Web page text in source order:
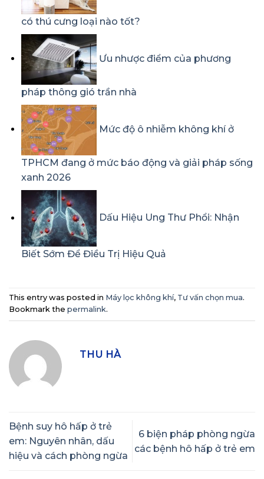
có thú cưng loại nào tốt?
Ưu nhược điểm của phương
pháp thông gió trần nhà
Mức độ ô nhiễm không khí ở
TPHCM đang ở mức báo động và giải pháp sống
xanh 2026
Dấu Hiệu Ung Thư Phổi: Nhận
Biết Sớm Để Điều Trị Hiệu Quả
This entry was posted in Máy lọc không khí, Tư vấn chọn mua.
Bookmark the permalink.
THU HÀ
Bệnh suy hô hấp ở trẻ
em: Nguyên nhân, dấu
hiệu và cách phòng ngừa
6 biện pháp phòng ngừa
các bệnh hô hấp ở trẻ em